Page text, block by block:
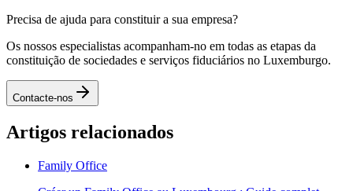
Precisa de ajuda para constituir a sua empresa?
Os nossos especialistas acompanham-no em todas as etapas da
constituição de sociedades e serviços fiduciários no Luxemburgo.
Contacte-nos
Artigos relacionados
Family Office